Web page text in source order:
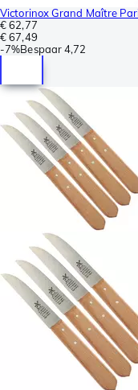
Victorinox Grand Maître
€ 62,77
€ 67,49
-7%Bespaar4,72